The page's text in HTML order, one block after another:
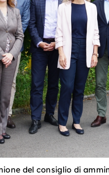
del consiglio di